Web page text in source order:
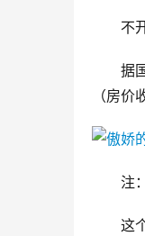
不
据
（房
注
这